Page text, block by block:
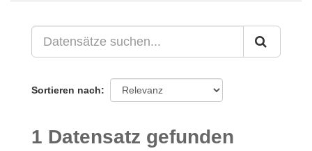
Sortieren nach
1 Datensatz gefunden